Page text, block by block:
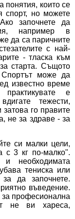
понятия, които се
спорт, но можете
започнете да
например в
да са паричните
с най-
- тласка към
старта. Същото
може да
известно време
е
тежести,
затова го правите
не за здраве - за
си малки цели,
с 3 кг по-малко".
необходимата
тениска или
да започнете.
въведение.
за професионална
не ви хареса,